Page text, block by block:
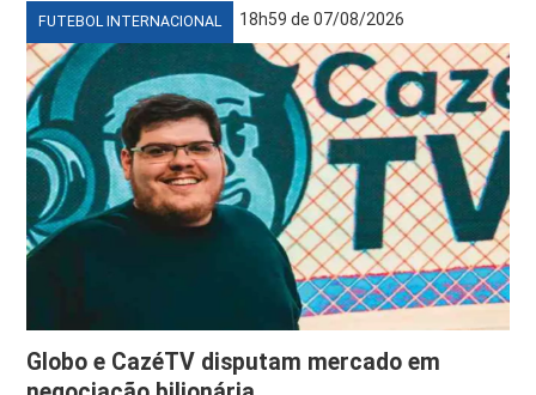
FUTEBOL INTERNACIONAL 18h59 de 07/08/2026
Globo e CazéTV disputam mercado em